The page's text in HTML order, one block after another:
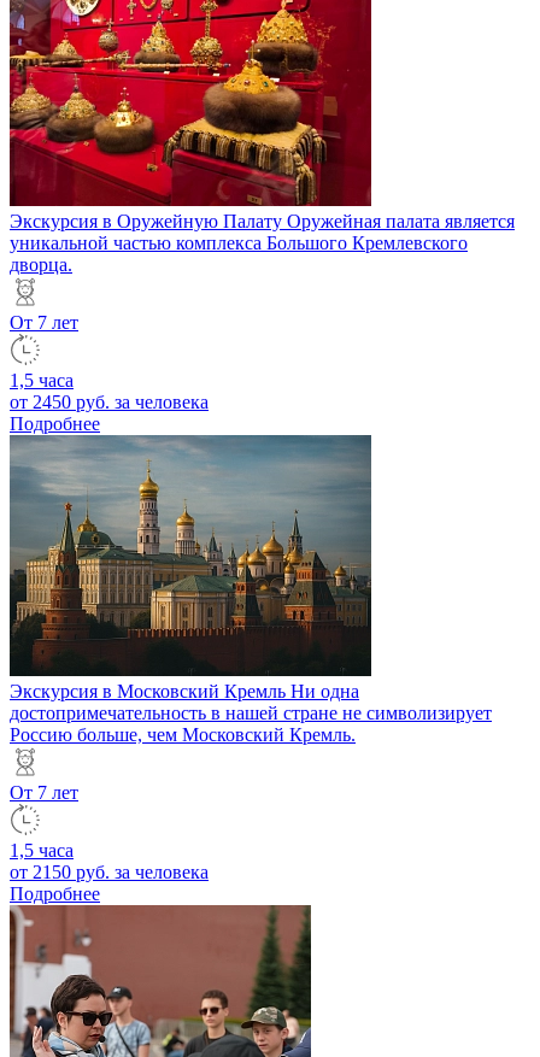
Экскурсия в Оружейную Палату Оружейная палата является
уникальной частью комплекса Большого Кремлевского
дворца.
От 7 лет
1,5 часа
от 2450 руб. за человека
Подробнее
Экскурсия в Московский Кремль Ни одна
достопримечательность в нашей стране не символизирует
Россию больше, чем Московский Кремль.
От 7 лет
1,5 часа
от 2150 руб. за человека
Подробнее